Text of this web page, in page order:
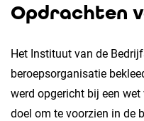
Opdrachten
Het Instituut van de
beroepsorganisatie
werd opgericht bij een
doel om te voorzien in de